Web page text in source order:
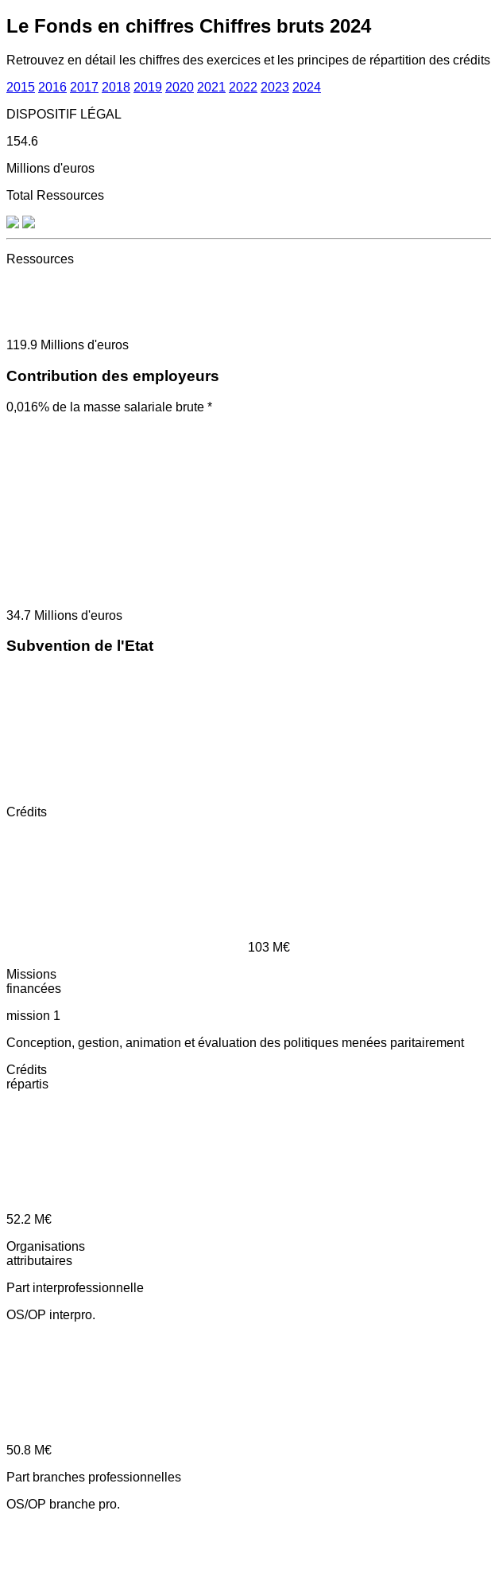
Le Fonds en chiffres Chiffres bruts 2024
Retrouvez en détail les chiffres des exercices et les principes de répartition des crédits
2015 2016 2017 2018 2019 2020 2021 2022 2023 2024
DISPOSITIF LÉGAL
154.6
Millions d'euros
Total Ressources
Ressources
119.9 Millions d'euros
Contribution des employeurs
0,016% de la masse salariale brute *
34.7 Millions d'euros
Subvention de l'Etat
Crédits
103 M€
Missions
financées
mission 1
Conception, gestion, animation et évaluation des politiques menées paritairement
Crédits
répartis
52.2 M€
Organisations
attributaires
Part interprofessionnelle
OS/OP interpro.
50.8 M€
Part branches professionnelles
OS/OP branche pro.